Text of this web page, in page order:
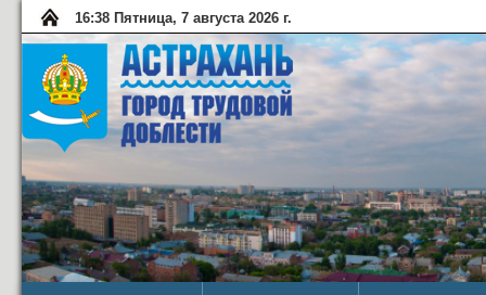
16:38 Пятница, 7 августа 2026 г.